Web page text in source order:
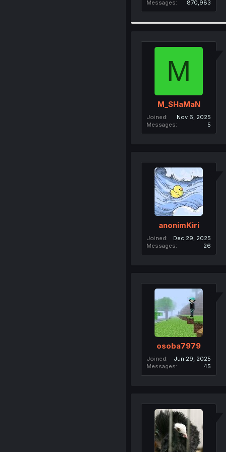
Messages
870,983
M
M_SHaMaN
Joined
Nov 6, 2025
Messages
5
anonimKiri
Joined
Dec 29, 2025
Messages
26
osoba7979
Joined
Jun 29, 2025
Messages
45